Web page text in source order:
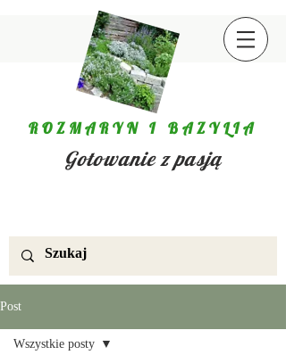
ROZMARYN I BAZYLIA
Gotowanie z pasją
Post
Wszystkie posty